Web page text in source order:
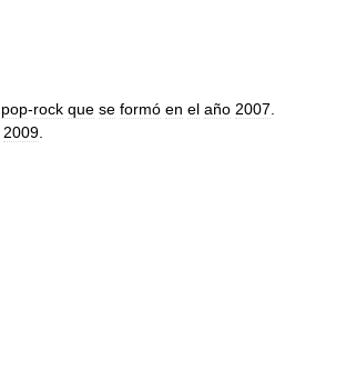
pop-rock que se formó en el año 2007
2009